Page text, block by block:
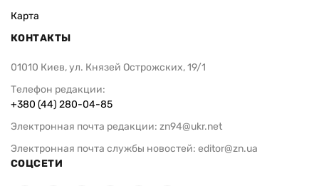
Карта
КОНТАКТЫ
01010 Киев, ул. Князей Острожских, 19/1
Телефон редакции:
+380 (44) 280-04-85
Электронная почта редакции: zn94@ukr.net
Электронная почта службы новостей: editor@zn.ua
СОЦСЕТИ